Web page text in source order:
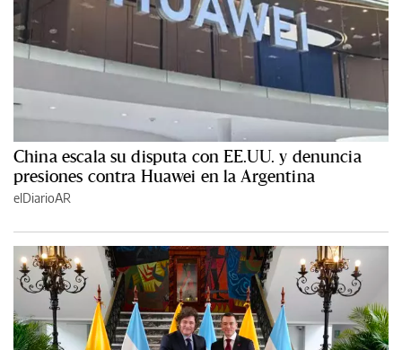
China escala su disputa con EE.UU. y denuncia
presiones contra Huawei en la Argentina
elDiarioAR